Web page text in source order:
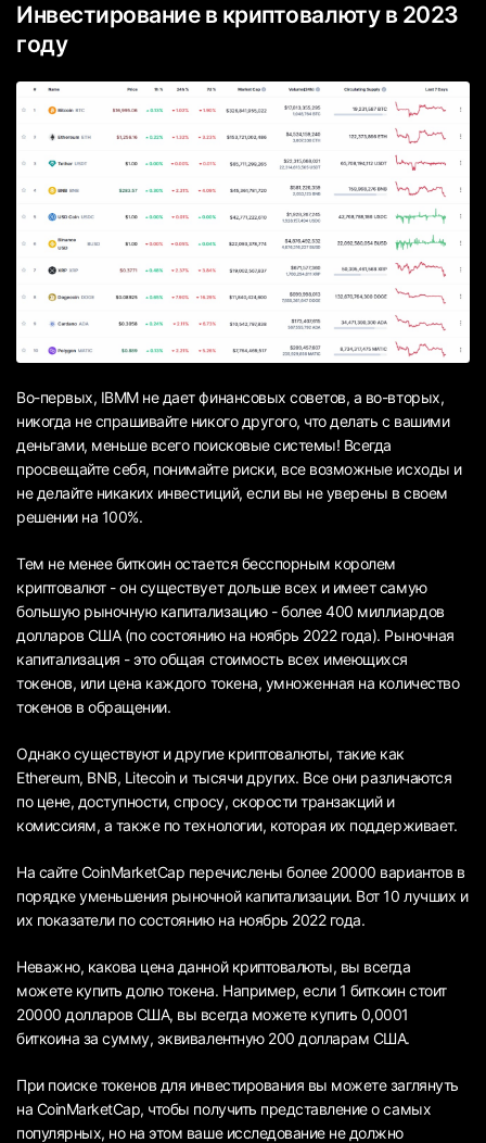
Инвестирование в криптовалюту в 2023
году
Во-первых, IBMM не дает финансовых советов, а во-вторых,
никогда не спрашивайте никого другого, что делать с вашими
деньгами, меньше всего поисковые системы! Всегда
просвещайте себя, понимайте риски, все возможные исходы и
не делайте никаких инвестиций, если вы не уверены в своем
решении на 100%.
Тем не менее биткоин остается бесспорным королем
криптовалют - он существует дольше всех и имеет самую
большую рыночную капитализацию - более 400 миллиардов
долларов США (по состоянию на ноябрь 2022 года). Рыночная
капитализация - это общая стоимость всех имеющихся
токенов, или цена каждого токена, умноженная на количество
токенов в обращении.
Однако существуют и другие криптовалюты, такие как
Ethereum, BNB, Litecoin и тысячи других. Все они различаются
по цене, доступности, спросу, скорости транзакций и
комиссиям, а также по технологии, которая их поддерживает.
На сайте CoinMarketCap перечислены более 20000 вариантов в
порядке уменьшения рыночной капитализации. Вот 10 лучших и
их показатели по состоянию на ноябрь 2022 года.
Неважно, какова цена данной криптовалюты, вы всегда
можете купить долю токена. Например, если 1 биткоин стоит
20000 долларов США, вы всегда можете купить 0,0001
биткоина за сумму, эквивалентную 200 долларам США.
При поиске токенов для инвестирования вы можете заглянуть
на CoinMarketCap, чтобы получить представление о самых
популярных, но на этом ваше исследование не должно